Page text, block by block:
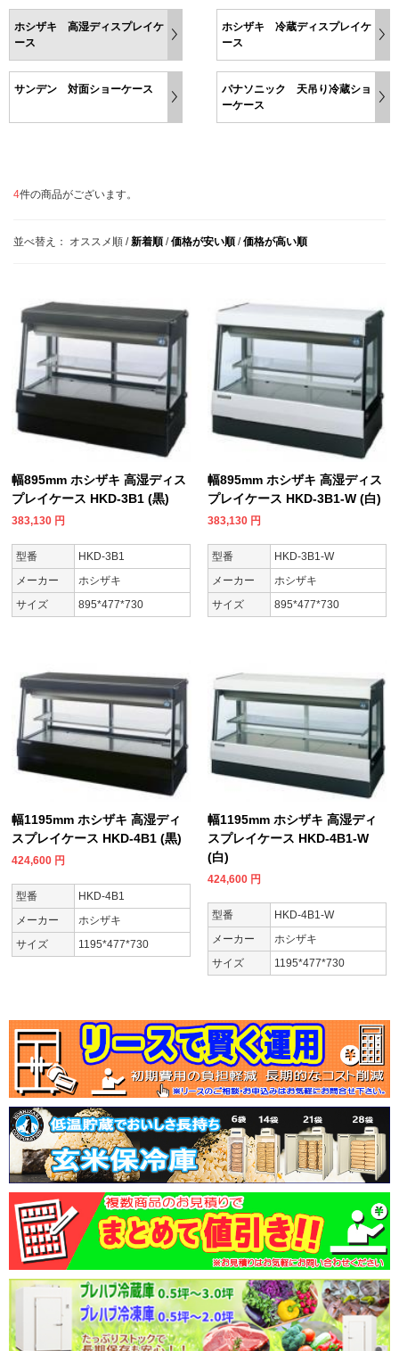
ホシザキ 高湿ディスプレイケ
ース
ホシザキ 冷蔵ディスプレイケ
ース
サンデン 対面ショーケース
パナソニック 天吊り冷蔵ショ
ーケース
4件の商品がございます。
並べ替え： オススメ順 /新着順 /価格が安い順 /価格が高い順
幅895mm ホシザキ 高湿ディス
プレイケース HKD-3B1 (黒)
383,130 円
型番
HKD-3B1
メーカー
ホシザキ
サイズ
895*477*730
幅895mm ホシザキ 高湿ディス
プレイケース HKD-3B1-W (白)
383,130 円
型番
HKD-3B1-W
メーカー
ホシザキ
サイズ
895*477*730
幅1195mm ホシザキ 高湿ディ
スプレイケース HKD-4B1 (黒)
424,600 円
型番
HKD-4B1
メーカー
ホシザキ
サイズ
1195*477*730
幅1195mm ホシザキ 高湿ディ
スプレイケース HKD-4B1-W
(白)
424,600 円
型番
HKD-4B1-W
メーカー
ホシザキ
サイズ
1195*477*730